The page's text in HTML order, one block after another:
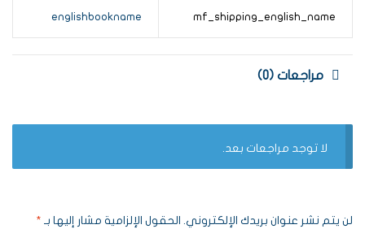
mf_shipping_english_name
englishbookname
مراجعات (0)
لا توجد مراجعات بعد.
لن يتم نشر عنوان بريدك الإلكتروني. الحقول الإلزامية مشار إليها بـ *